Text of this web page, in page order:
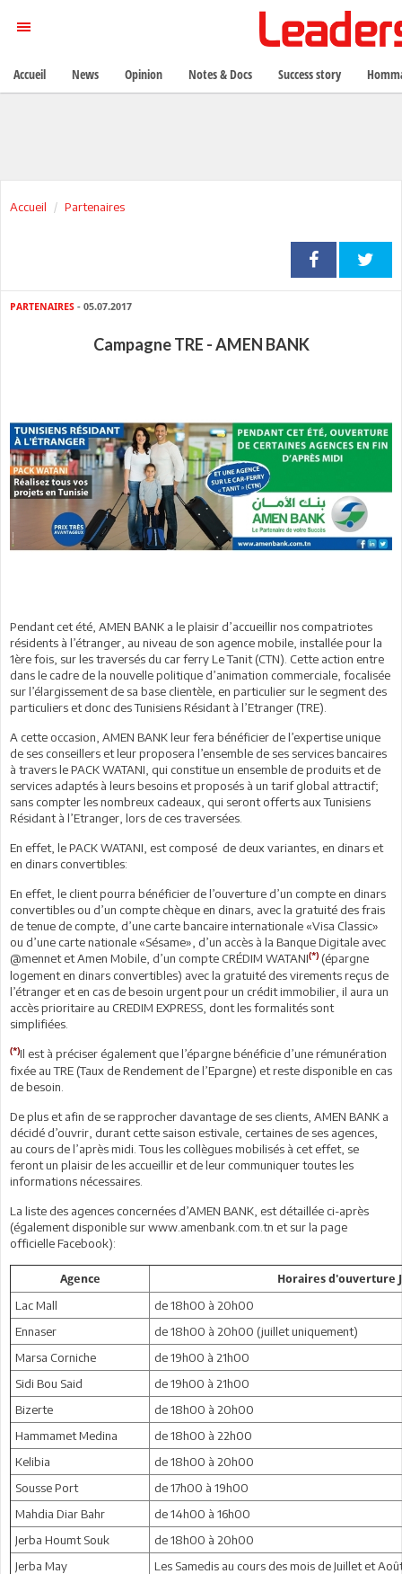
Accueil Partenaires
PARTENAIRES - 05.07.2017
Campagne TRE - AMEN BANK
Pendant cet été, AMEN BANK a le plaisir d’accueillir nos compatriotes
résidents à l’étranger, au niveau de son agence mobile, installée pour la
1ère fois, sur les traversés du car ferry Le Tanit (CTN). Cette action entre
dans le cadre de la nouvelle politique d’animation commerciale, focalisée
sur l’élargissement de sa base clientèle, en particulier sur le segment des
particuliers et donc des Tunisiens Résidant à l’Etranger (TRE).
A cette occasion, AMEN BANK leur fera bénéficier de l’expertise unique
de ses conseillers et leur proposera l’ensemble de ses services bancaires
à travers le PACK WATANI, qui constitue un ensemble de produits et de
services adaptés à leurs besoins et proposés à un tarif global attractif;
sans compter les nombreux cadeaux, qui seront offerts aux Tunisiens
Résidant à l’Etranger, lors de ces traversées.
En effet, le PACK WATANI, est composé de deux variantes, en dinars et
en dinars convertibles:
En effet, le client pourra bénéficier de l’ouverture d’un compte en dinars
convertibles ou d’un compte chèque en dinars, avec la gratuité des frais
de tenue de compte, d’une carte bancaire internationale «Visa Classic»
ou d’une carte nationale «Sésame», d’un accès à la Banque Digitale avec
@mennet et Amen Mobile, d’un compte CRÉDIM WATANI(*) (épargne
logement en dinars convertibles) avec la gratuité des virements reçus de
l’étranger et en cas de besoin urgent pour un crédit immobilier, il aura un
accès prioritaire au CREDIM EXPRESS, dont les formalités sont
simplifiées.
(*)Il est à préciser également que l’épargne bénéficie d’une rémunération
fixée au TRE (Taux de Rendement de l’Epargne) et reste disponible en cas
de besoin.
De plus et afin de se rapprocher davantage de ses clients, AMEN BANK a
décidé d’ouvrir, durant cette saison estivale, certaines de ses agences,
au cours de l’après midi. Tous les collègues mobilisés à cet effet, se
feront un plaisir de les accueillir et de leur communiquer toutes les
informations nécessaires.
La liste des agences concernées d’AMEN BANK, est détaillée ci-après
(également disponible sur www.amenbank.com.tn et sur la page
officielle Facebook):
Agence Horaires d'ouverture
Lac Mall
de 18h00 à 20h00
Ennaser
de 18h00 à 20h00 (juillet uniquement)
Marsa Corniche
de 19h00 à 21h00
Sidi Bou Said
de 19h00 à 21h00
Bizerte
de 18h00 à 20h00
Hammamet Medina
de 18h00 à 22h00
Kelibia
de 18h00 à 20h00
Sousse Port
de 17h00 à 19h00
Mahdia Diar Bahr
de 14h00 à 16h00
Jerba Houmt Souk
de 18h00 à 20h00
Jerba May
Les Samedis au cours des mois de Juillet et
Accueil News Opinion Notes & Docs Success story